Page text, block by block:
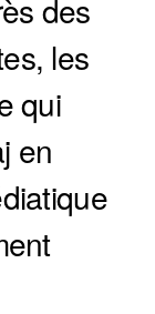
des
les
qui
en